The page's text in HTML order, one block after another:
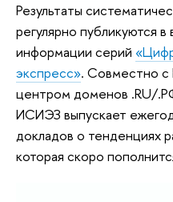
Результаты
регулярно публикуются
информации серий
экспресс». Совместно
центром доменов .RU/
ИСИЭЗ выпускает
докладов о тенденциях
которая скоро